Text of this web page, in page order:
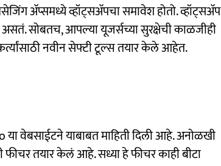
अ‍ॅप्समध्ये व्हॉट्सअ‍ॅपचा समावेश होतो. व्हॉट्सअ‍ॅप
सोबतच, आपल्या यूजर्सच्या सुरक्षेची काळजीही
नवीन सेफ्टी टूल्स तयार केले आहेत.
वेबसाईटने याबाबत माहिती दिली आहे. अनोळखी
तयार केलं आहे. सध्या हे फीचर काही बीटा